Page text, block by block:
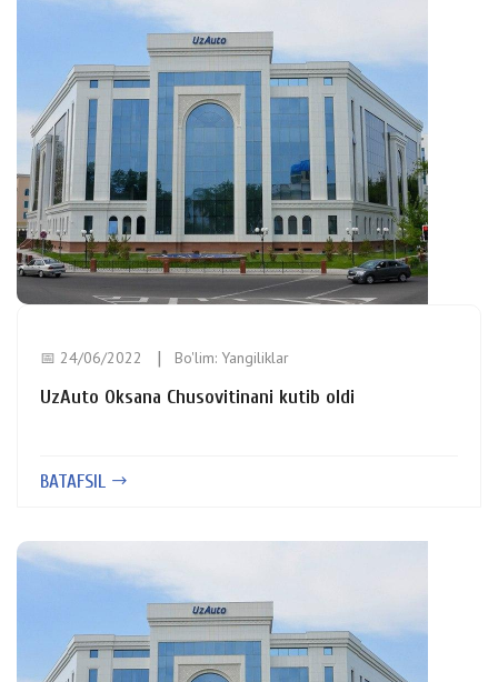
📅 24/06/2022 Bo'lim: Yangiliklar
UzAuto Oksana Chusovitinani kutib oldi
BATAFSIL